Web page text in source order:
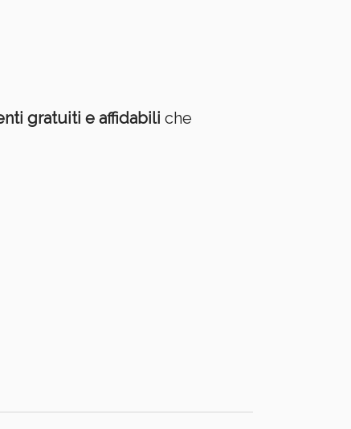
gratuiti e affidabili che